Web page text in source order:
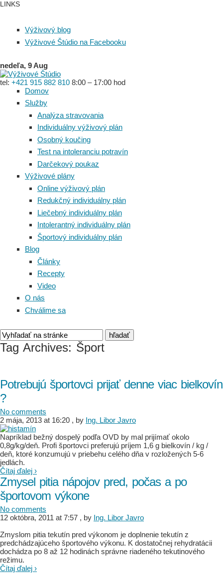
LINKS
Výživový blog
Výživové Štúdio na Facebooku
nedeľa, 9 Aug
tel: +421 915 882 810 8:00 – 17:00 hod
Domov
Služby
Analýza stravovania
Individuálny výživový plán
Osobný koučing
Test na intoleranciu potravín
Darčekový poukaz
Výživové plány
Online výživový plán
Redukčný individuálny plán
Liečebný individuálny plán
Intolerantný individuálny plán
Športový individuálny plán
Blog
Články
Recepty
Video
O nás
Chválime sa
Tag Archives: Šport
Potrebujú športovci prijať denne viac bielkovín
?
No comments
2 mája, 2013 at 16:20 , by Ing. Libor Javro
Napríklad bežný dospelý podľa OVD by mal prijímať okolo
0,8g/kg/deň. Profi športovci preferujú príjem 1,6 g bielkovín / kg /
deň, ktoré konzumujú v priebehu celého dňa v rozložených 5-6
jedlách.
Čítaj ďalej ›
Zmysel pitia nápojov pred, počas a po
športovom výkone
No comments
12 októbra, 2011 at 7:57 , by Ing. Libor Javro
Zmyslom pitia tekutín pred výkonom je doplnenie tekutín z
predchádzajúceho športového výkonu. K dostatočnej rehydratácii
dochádza po 8 až 12 hodinách správne riadeného tekutinového
režimu.
Čítaj ďalej ›